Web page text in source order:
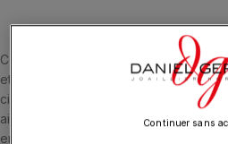
Ce galet en or jaune 18 carats offre
et romantique de l’Arbre de Vie.
civilisations, ce symbole incarne le
ainsi que la force de la vie. Ses
entre le monde terrestre et l’au-delà.
Continuer sans